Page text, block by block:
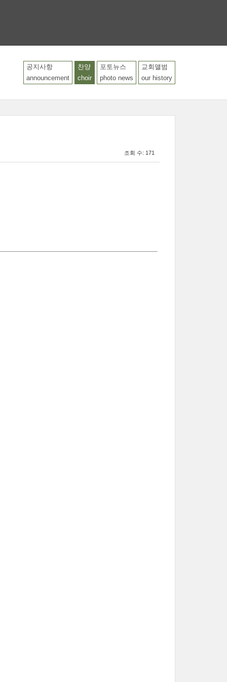
공지사항
announcement
찬양
choir
포토뉴스
photo news
교회앨범
our history
조회 수: 171